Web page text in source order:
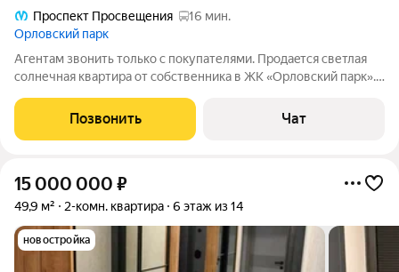
Проспект Просвещения
16 мин.
Орловский парк
Агентам звонить только с покупателями. Пpoдаeтcя светлая
солнечная квартира от собственника в ЖК «Орловский парк».
организовать кухню-гостиную, где легко помещается большая
семья или гости.
Позвонить Чат
15 000 000 ₽
49,9 м² 2-комн. квартира 6 этаж из 14
новостройка